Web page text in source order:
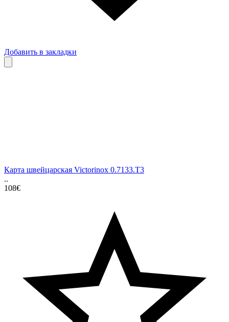
Добавить в закладки
Карта швейцарская Victorinox 0.7133.T3
..
108€